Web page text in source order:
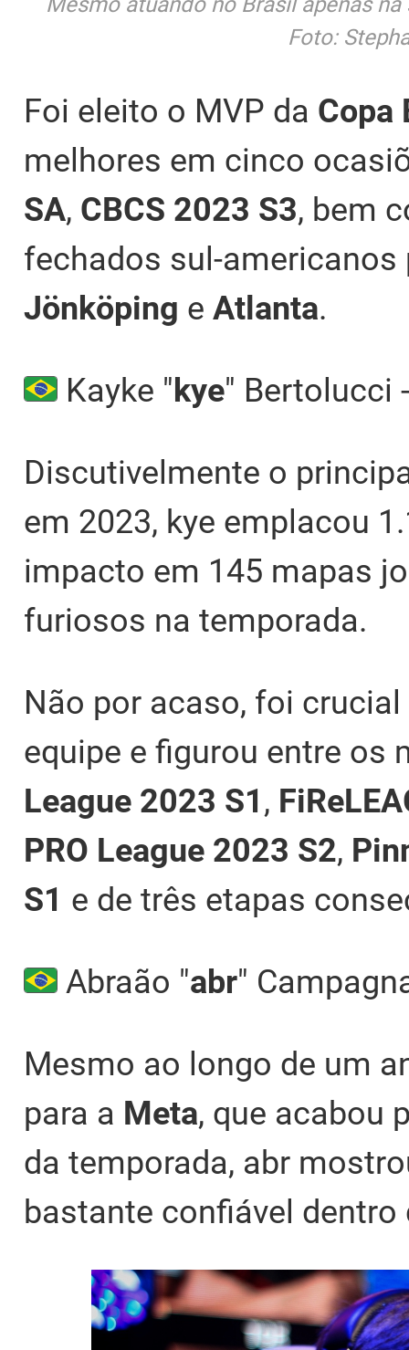
Foto:
Foi eleito o MVP da Copa
melhores em cinco
SA, CBCS 2023 S3, bem
fechados sul-
Jönköping e Atlanta.
Kayke "kye" Bertolucci
Discutivelmente o
em 2023, kye emplacou
impacto em 145 mapas
furiosos na temporada.
Não por acaso, foi
equipe e figurou entre os
League 2023 S1 ,
PRO League 2023 S2,
S1 e de três etapas
Abraão "abr"
Mesmo ao longo de um
para a Meta, que acabou
da temporada, abr
bastante confiável dentro